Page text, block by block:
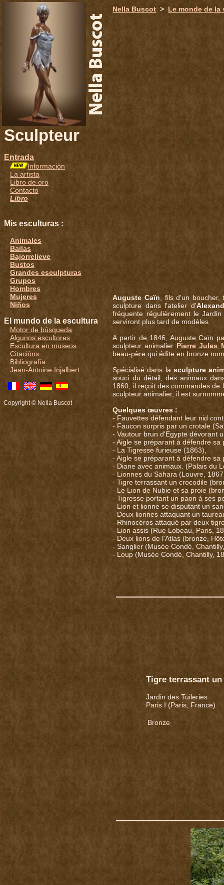
Sculpteur
Entrada
Informaciòn
La artista
Libro de oro
Contacto
Libro
Mis esculturas :
Animales
Bailas
Bajorrelieve
Bustos
Grandes esculpturas
Grupos
Hombres
Mujeres
Niños
El mundo de la escultura
Motor de búsqueda
Algunos escultores
Escultura en museos
Citaciòns
Bibliografía
Jean-Antoine Injalbert
Copyright © Nella Buscot
Nella Buscot > Le monde de la
Auguste Caïn , fils d'un
sculpture dans l'atelier d'
fréquente régulièrement le
serviront plus tard de modèles.
A partir de 1846, Auguste Caïn
sculpteur animalier Pierre Jules
beau-père qui édite en bronze
Spécialisé dans la sculpture
souci du détail, des animaux
1860, il reçoit des commandes
sculpteur animalier, il est
Quelques œuvres :
- Fauvettes défendant leur nid
- Faucon surpris par un crotale
- Vautour brun d'Egypte dévorant
- Aigle se préparant à défendre sa
- La Tigresse furieuse (1863),
- Aigle se préparant à défendre
- Diane avec animaux. (Palais du
- Lionnes du Sahara (Louvre,
- Tigre terrassant un crocodile
- Le Lion de Nubie et sa proie
- Tigresse portant un paon à ses
- Lion et lionne se disputant un
- Deux lionnes attaquant un
- Rhinocéros attaqué par deux
- Lion assis (Rue Lobeau, Paris,
- Deux lions de l'Atlas (bronze,
- Sanglier (Musée Condé,
- Loup (Musée Condé, Chantilly,
Tigre terrassant
Jardin des Tuileries
Paris I (Paris, France)
Bronze